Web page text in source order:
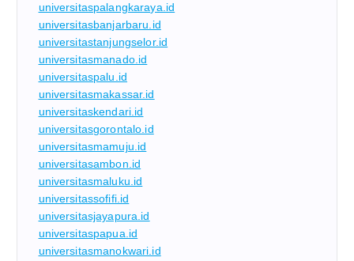
universitaspalangkaraya.id
universitasbanjarbaru.id
universitastanjungselor.id
universitasmanado.id
universitaspalu.id
universitasmakassar.id
universitaskendari.id
universitasgorontalo.id
universitasmamuju.id
universitasambon.id
universitasmaluku.id
universitassofifi.id
universitasjayapura.id
universitaspapua.id
universitasmanokwari.id